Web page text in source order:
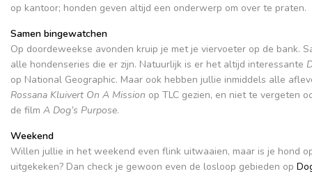
op kantoor; honden geven altijd een onderwerp om over te praten.
Samen bingewatchen
Op doordeweekse avonden kruip je met je viervoeter op de bank.
alle hondenseries die er zijn. Natuurlijk is er het altijd interessante
op National Geographic. Maar ook hebben jullie inmiddels alle
Rossana Kluivert On A Mission op TLC gezien, en niet te vergeten
de film A Dog’s Purpose.
Weekend
Willen jullie in het weekend even flink uitwaaien, maar is je hond
uitgekeken? Dan check je gewoon even de losloop gebieden op